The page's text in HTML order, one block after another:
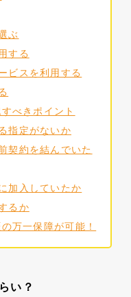
ぶ
する
ビスを利用する
べきポイント
指定がないか
契約を結んでいた
加入していたか
るか
万一保障が可能！
い？